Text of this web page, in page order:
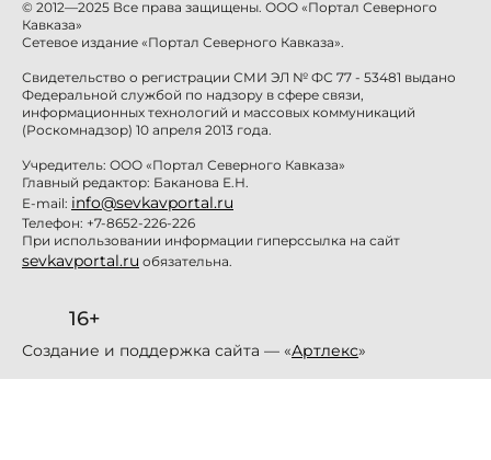
© 2012—2025 Все права защищены. ООО «Портал Северного
Кавказа»
Сетевое издание «Портал Северного Кавказа».
Свидетельство о регистрации СМИ ЭЛ № ФС 77 - 53481 выдано
Федеральной службой по надзору в сфере связи,
информационных технологий и массовых коммуникаций
(Роскомнадзор) 10 апреля 2013 года.
Учредитель: ООО «Портал Северного Кавказа»
Главный редактор: Баканова Е.Н.
E-mail: info@sevkavportal.ru
Телефон: +7-8652-226-226
При использовании информации гиперссылка на сайт
sevkavportal.ru обязательна.
16+
Создание и поддержка сайта — «Артлекс»